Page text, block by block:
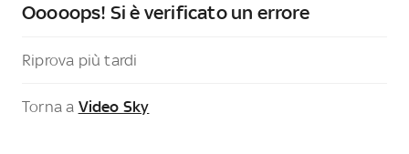
Ooooops! Si è verificato un errore
Riprova più tardi
Torna a Video Sky